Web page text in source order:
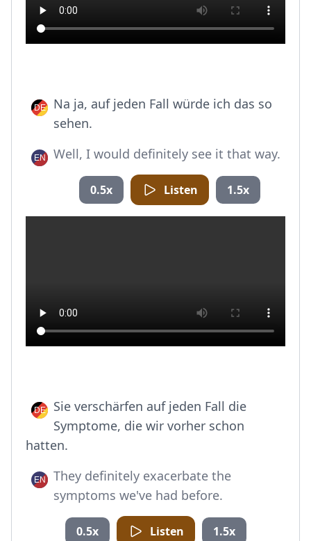
Na ja, auf jeden Fall würde ich das so
sehen.
Well, I would definitely see it that way.
0.5x Listen 1.5x
Sie verschärfen auf jeden Fall die
Symptome, die wir vorher schon
hatten.
They definitely exacerbate the
symptoms we've had before.
0.5x Listen 1.5x